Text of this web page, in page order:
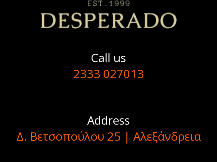
Call us
2333 027013
Address
Δ. Βετσοπούλου 25 | Αλεξάνδρεια